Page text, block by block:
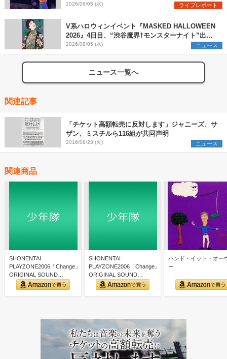
2026/08/05 (水) ライブレポート
V系ハロウィンイベント『MASKED HALLOWEEN
2026』4日目、“渋谷魔界†モンスターナイト”出演6
組を発表
2026/08/05 (水) ニュース
ニュース一覧へ
関連記事
「チケット高額転売に反対します」ジャニーズ、サ
ザン、ミスチルら116組が共同声明
2016/08/23 (火) ニュース
関連商品
SHONENTAI
PLAYZONE2006「Change」
ORIGINAL SOUND
TRACK
SHONENTAI
PLAYZONE2006「Change」
ORIGINAL SOUND
TRACK
ハンド・イット・オー
ー